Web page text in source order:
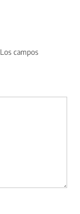
Los campos